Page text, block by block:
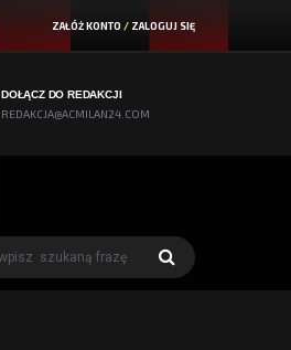
ZAŁÓŻ KONTO / ZALOGUJ SIĘ
DOŁĄCZ DO REDAKCJI
REDAKCJA@ACMILAN24.COM